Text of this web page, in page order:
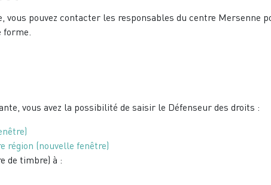
vous pouvez contacter les responsables du centre Mersenne
forme.
vous avez la possibilité de saisir le Défenseur des droits :
région (nouvelle fenêtre)
de timbre) à :